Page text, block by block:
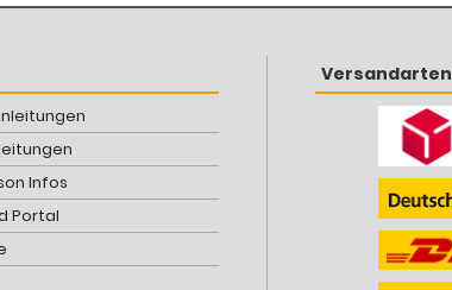
Infos
Portal
Versandarten